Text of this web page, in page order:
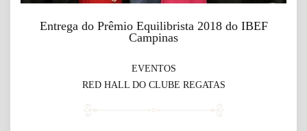
Entrega do Prêmio Equilibrista 2018 do IBEF
Campinas
EVENTOS
RED HALL DO CLUBE REGATAS